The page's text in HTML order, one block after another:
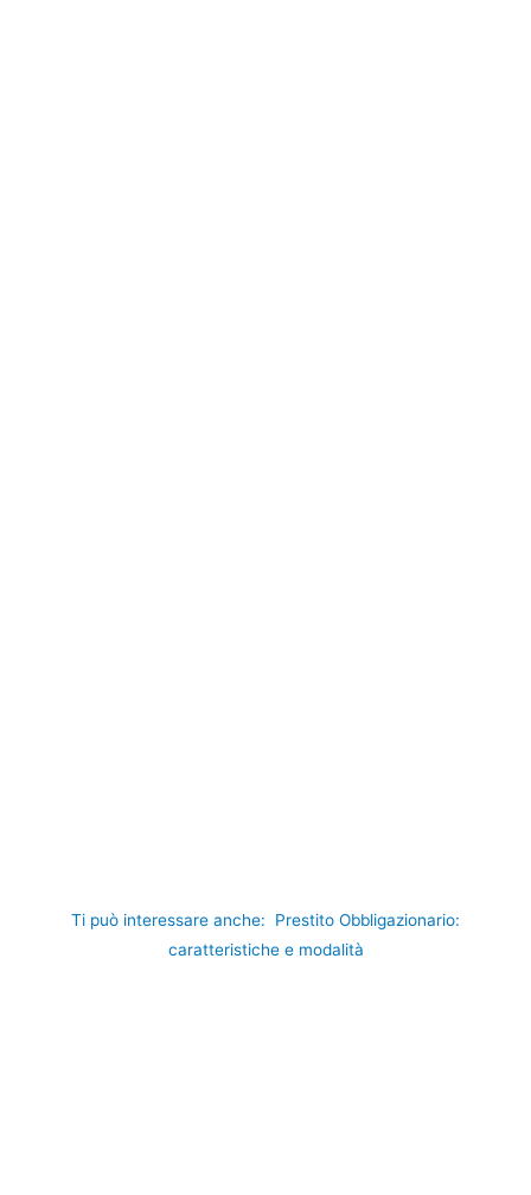
Ti può interessare anche:
Prestito Obbligazionario:
caratteristiche e modalità